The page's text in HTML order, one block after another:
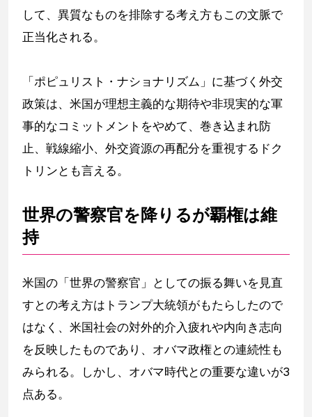
して、異質なものを排除する考え方もこの文脈で
正当化される。
「ポピュリスト・ナショナリズム」に基づく外交
政策は、米国が理想主義的な期待や非現実的な軍
事的なコミットメントをやめて、巻き込まれ防
止、戦線縮小、外交資源の再配分を重視するドク
トリンとも言える。
世界の警察官を降りるが覇権は維
持
米国の「世界の警察官」としての振る舞いを見直
すとの考え方はトランプ大統領がもたらしたので
はなく、米国社会の対外的介入疲れや内向き志向
を反映したものであり、オバマ政権との連続性も
みられる。しかし、オバマ時代との重要な違いが3
点ある。